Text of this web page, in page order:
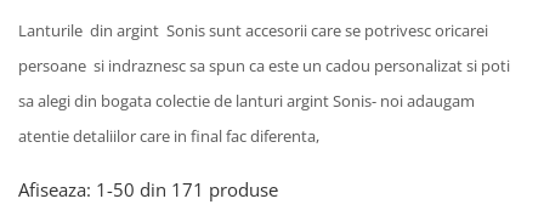
BRATARI TIP ROZARIU
PANDANTIVE
PANDANTIVE TIP CRUCE
TALISMANE
BRATARI
Bratari pentru EA
Bratari pentru EL
BIJUTERII PENTRU COPII
Lanturile din argint Sonis sunt accesorii care se potrivesc oricarei
persoane si indraznesc sa spun ca este un cadou personalizat si poti
sa alegi din bogata colectie de lanturi argint Sonis- noi adaugam
atentie detaliilor care in final fac diferenta,
Afiseaza: 1-50 din 171 produse